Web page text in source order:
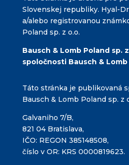
k
Slovenskej republiky. Hyal-
a/alebo registrovanou
Poland sp. z o.o.
Bausch & Lomb Poland sp.
spoločnosti Bausch &
Táto stránka je publikovaná
Bausch & Lomb Poland sp. z
Galvaniho 7/B,
821 04 Bratislava,
IČO: REGON 385148508,
číslo v OR: KRS 0000819623.